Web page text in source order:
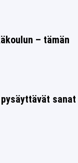
– tämän
sanat